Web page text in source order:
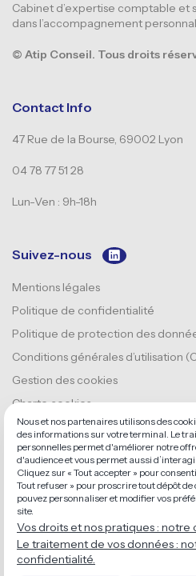
Cabinet d’expertise comptable et
dans l’accompagnement
© Atip Conseil. Tous droits
Contact Info
47 Rue de la Bourse, 69002 Lyon
04 78 77 51 28
Lun-Ven : 9h-18h
Suivez-nous
Mentions légales
Politique de confidentialité
Politique de protection des
Conditions générales d’utilisation
Gestion des cookies
Charte cookies
Plan du site
ATIP Conseil – Expertise
Membre de l’Ordre des
Nous et nos partenaires utilisons des
des informations sur votre terminal. Le
personnelles permet d'améliorer notre
d'audience et vous permet aussi
Cliquez sur « Tout accepter » pour
Tout refuser » pour proscrire tout dépôt
pouvez personnaliser et modifier vos
site.
Vos droits et nos pratiques : notre
Le traitement de vos données :
confidentialité.